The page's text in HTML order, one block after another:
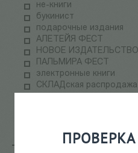
не-книги
букинист
подарочные издания
АЛЕТЕЙЯ ФЕСТ
НОВОЕ
ПАЛЬМИРА ФЕСТ
электронные книги
СКЛАДская распродажа